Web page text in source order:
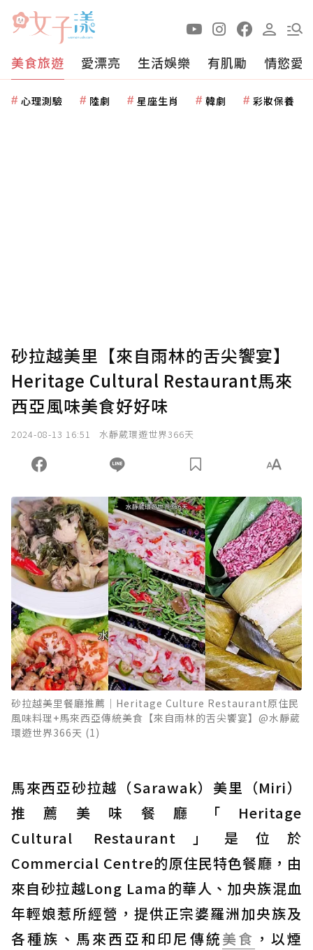
美食旅遊 愛漂亮 生活娛樂 有肌勵 情慾愛
心理測驗 陸劇 星座生肖 韓劇 彩妝保養
砂拉越美里【來自雨林的舌尖饗宴】
Heritage Cultural Restaurant馬來
西亞風味美食好好味
2024-08-13 16:51 水靜葳環遊世界366天
砂拉越美里餐廳推薦│Heritage Culture Restaurant原住民
風味料理+馬來西亞傳統美食【來自雨林的舌尖饗宴】@水靜葳
環遊世界366天 (1)
馬來西亞砂拉越（Sarawak）美里（Miri）
推薦美味餐廳「Heritage
Cultural Restaurant」是位於
Commercial Centre的原住民特色餐廳，由
來自砂拉越Long Lama的華人、加央族混血
年輕娘惹所經營，提供正宗婆羅洲加央族及
各種族、馬來西亞和印尼傳統美食 ，以煙